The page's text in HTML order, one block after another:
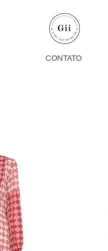
CONTATO